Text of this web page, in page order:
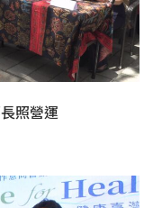
照營運